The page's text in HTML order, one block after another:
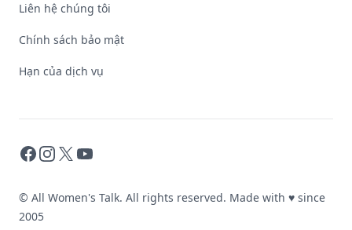
Liên hệ chúng tôi
Chính sách bảo mật
Hạn của dịch vụ
Facebook
Instagram
X YouTube
© All Women's Talk. All rights reserved. Made with ♥ since
2005